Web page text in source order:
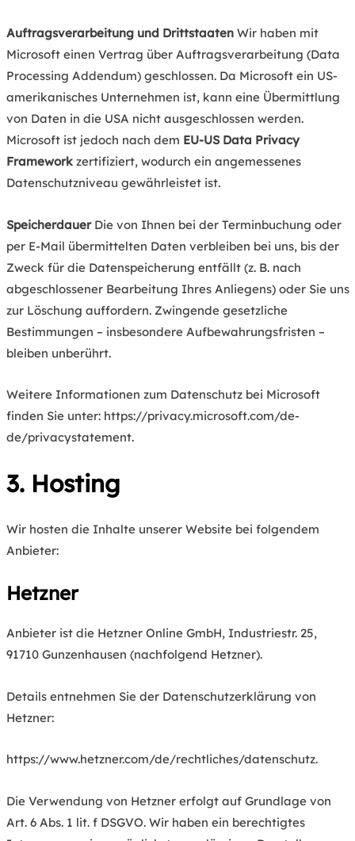
Auftragsverarbeitung und DrittstaatenWir haben mit
Microsoft einen Vertrag über Auftragsverarbeitung (Data
Processing Addendum) geschlossen. Da Microsoft ein US-
amerikanisches Unternehmen ist, kann eine Übermittlung
von Daten in die USA nicht ausgeschlossen werden.
Microsoft ist jedoch nach dem EU-US Data Privacy
Frameworkzertifiziert, wodurch ein angemessenes
Datenschutzniveau gewährleistet ist.
SpeicherdauerDie von Ihnen bei der Terminbuchung oder
per E-Mail übermittelten Daten verbleiben bei uns, bis der
Zweck für die Datenspeicherung entfällt (z. B. nach
abgeschlossener Bearbeitung Ihres Anliegens) oder Sie uns
zur Löschung auffordern. Zwingende gesetzliche
Bestimmungen – insbesondere Aufbewahrungsfristen –
bleiben unberührt.
Weitere Informationen zum Datenschutz bei Microsoft
finden Sie unter: https://privacy.microsoft.com/de-
de/privacystatement.
3. Hosting
Wir hosten die Inhalte unserer Website bei folgendem
Anbieter:
Hetzner
Anbieter ist die Hetzner Online GmbH, Industriestr. 25,
91710 Gunzenhausen (nachfolgend Hetzner).
Details entnehmen Sie der Datenschutzerklärung von
Hetzner:
https://www.hetzner.com/de/rechtliches/datenschutz.
Die Verwendung von Hetzner erfolgt auf Grundlage von
Art. 6 Abs. 1 lit. f DSGVO. Wir haben ein berechtigtes